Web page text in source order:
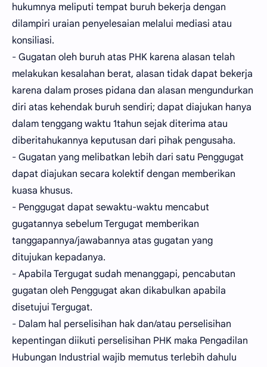
hukumnya meliputi tempat buruh bekerja dengan
dilampiri uraian penyelesaian melalui mediasi atau
konsiliasi.
- Gugatan oleh buruh atas PHK karena alasan telah
melakukan kesalahan berat, alasan tidak dapat bekerja
karena dalam proses pidana dan alasan mengundurkan
diri atas kehendak buruh sendiri; dapat diajukan hanya
dalam tenggang waktu 1tahun sejak diterima atau
diberitahukannya keputusan dari pihak pengusaha.
- Gugatan yang melibatkan lebih dari satu Penggugat
dapat diajukan secara kolektif dengan memberikan
kuasa khusus.
- Penggugat dapat sewaktu-waktu mencabut
gugatannya sebelum Tergugat memberikan
tanggapannya/jawabannya atas gugatan yang
ditujukan kepadanya.
- Apabila Tergugat sudah menanggapi, pencabutan
gugatan oleh Penggugat akan dikabulkan apabila
disetujui Tergugat.
- Dalam hal perselisihan hak dan/atau perselisihan
kepentingan diikuti perselisihan PHK maka Pengadilan
Hubungan Industrial wajib memutus terlebih dahulu